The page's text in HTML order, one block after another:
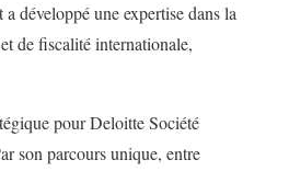
développé une expertise dans la
de fiscalité internationale,
pour Deloitte Société
son parcours unique, entre